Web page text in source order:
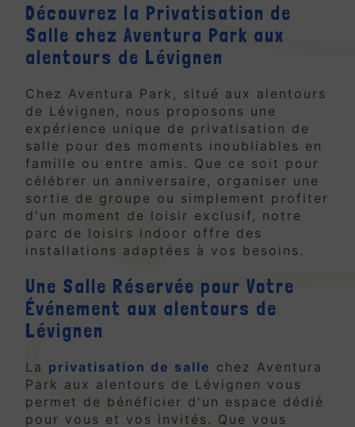
Découvrez la Privatisation de
Salle chez Aventura Park aux
alentours de Lévignen
Chez Aventura Park, situé aux alentours
de Lévignen, nous proposons une
expérience unique de privatisation de
salle pour des moments inoubliables en
famille ou entre amis. Que ce soit pour
célébrer un anniversaire, organiser une
sortie de groupe ou simplement profiter
d'un moment de loisir exclusif, notre
parc de loisirs indoor offre des
installations adaptées à vos besoins.
Une Salle Réservée pour Votre
Événement aux alentours de
Lévignen
La privatisation de salle chez Aventura
Park aux alentours de Lévignen vous
permet de bénéficier d'un espace dédié
pour vous et vos invités. Que vous